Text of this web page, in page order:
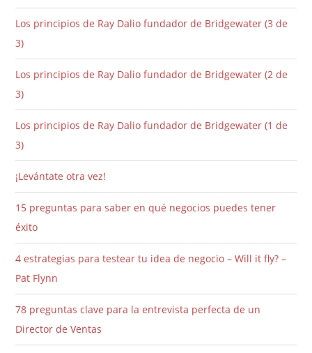
Los principios de Ray Dalio fundador de Bridgewater (3 de
3)
Los principios de Ray Dalio fundador de Bridgewater (2 de
3)
Los principios de Ray Dalio fundador de Bridgewater (1 de
3)
¡Levántate otra vez!
15 preguntas para saber en qué negocios puedes tener
éxito
4 estrategias para testear tu idea de negocio – Will it fly? –
Pat Flynn
78 preguntas clave para la entrevista perfecta de un
Director de Ventas